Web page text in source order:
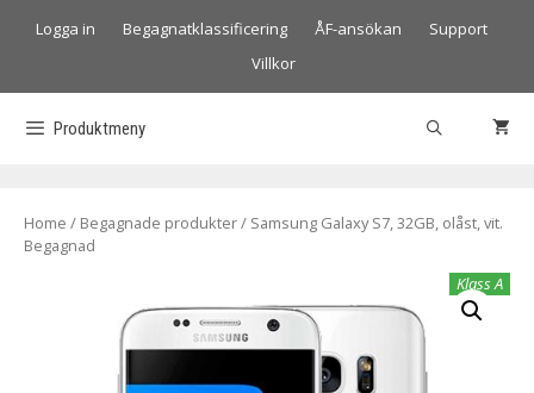
Logga in Begagnatklassificering ÅF-ansökan
Support
Villkor
Produktmeny
Home / Begagnade produkter/ Samsung Galaxy S7, 32GB, olåst, vit.
Begagnad
Klass A